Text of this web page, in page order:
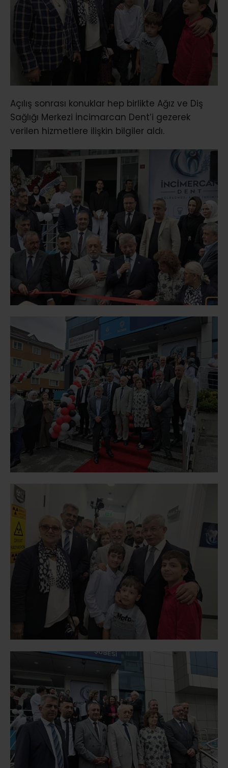
Açılış sonrası konuklar hep birlikte Ağız ve Diş
Sağlığı Merkezi İncimarcan Dent’i gezerek
verilen hizmetlere ilişkin bilgiler aldı.